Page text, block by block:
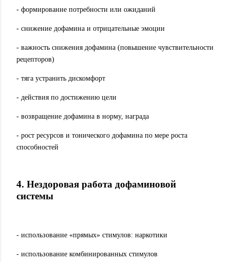
- формирование потребности или ожиданий
- снижение дофамина и отрицательные эмоции
- важность снижения дофамина (повышение чувствительности
рецепторов)
- тяга устранить дискомфорт
- действия по достижению цели
- возвращение дофамина в норму, награда
- рост ресурсов и тонического дофамина по мере роста
способностей
4. Нездоровая работа дофаминовой
системы
- использование «прямых» стимулов: наркотики
- использование комбинированных стимулов